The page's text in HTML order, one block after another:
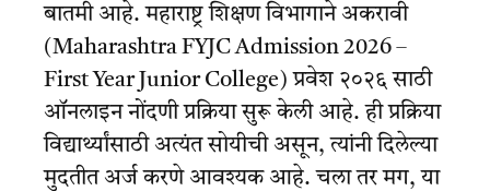
बातमी आहे. महाराष्ट्र शिक्षण विभागाने अकरावी
(Maharashtra FYJC Admission 2026 –
First Year Junior College) प्रवेश २०२६ साठी
ऑनलाइन नोंदणी प्रक्रिया सुरू केली आहे. ही प्रक्रिया
विद्यार्थ्यांसाठी अत्यंत सोयीची असून, त्यांनी दिलेल्या
मुदतीत अर्ज करणे आवश्यक आहे. चला तर मग, या